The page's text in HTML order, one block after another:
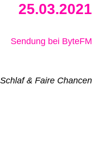
25.03.2021
Sendung bei ByteFM
& Faire Chancen